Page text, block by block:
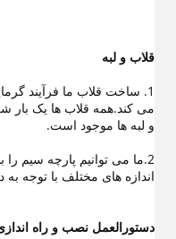
قلاب و لبه
1. ساخت قلاب ما فرآیند
می کند.همه قلاب ها یک بار
و لبه ها موجود است.
2.ما می توانیم پارچه سیم
اندازه های مختلف با توجه
دستورالعمل نصب و راه